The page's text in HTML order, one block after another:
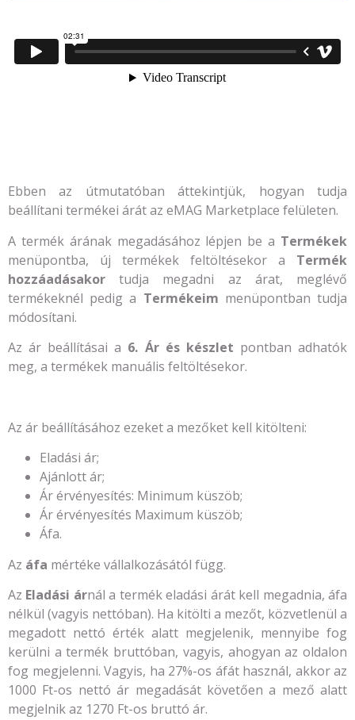
Ebben az útmutatóban áttekintjük, hogyan tudja
beállítani termékei árát az eMAG Marketplace felületen.
A termék árának megadásához lépjen be a Termékek
menüpontba, új termékek feltöltésekor a Termék
hozzáadásakor tudja megadni az árat, meglévő
termékeknél pedig a Termékeim menüpontban tudja
módosítani.
Az ár beállításai a 6. Ár és készlet pontban adhatók
meg, a termékek manuális feltöltésekor.
Az ár beállításához ezeket a mezőket kell kitölteni:
Eladási ár;
Ajánlott ár;
Ár érvényesítés: Minimum küszöb;
Ár érvényesítés Maximum küszöb;
Áfa.
Az áfa mértéke vállalkozásától függ.
Az Eladási árnál a termék eladási árát kell megadnia, áfa
nélkül (vagyis nettóban). Ha kitölti a mezőt, közvetlenül a
megadott nettó érték alatt megjelenik, mennyibe fog
kerülni a termék bruttóban, vagyis, ahogyan az oldalon
fog megjelenni. Vagyis, ha 27%-os áfát használ, akkor az
1000 Ft-os nettó ár megadását követően a mező alatt
megjelnik az 1270 Ft-os bruttó ár.